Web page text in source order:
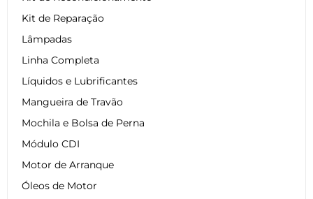
Kit de Reparação
Lâmpadas
Linha Completa
Líquidos e Lubrificantes
Mangueira de Travão
Mochila e Bolsa de Perna
Módulo CDI
Motor de Arranque
Óleos de Motor